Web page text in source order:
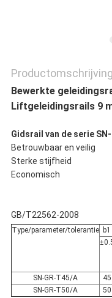
Productomschrijving
Bewerkte
Liftgeleidingsrails 9
Gidsrail van de serie SN-
Betrouwbaar en veilig
Sterke stijfheid
Economisch
GB/T22562-2008
Type/parameter/tolerantie b1
SN-GR-T45/A 45
SN-GR-T50/A
50